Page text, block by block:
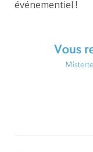
événementiel !